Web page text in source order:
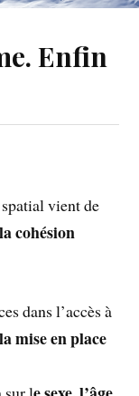
Enfin
vient de
cohésion
dans l’accès à
la mise en place